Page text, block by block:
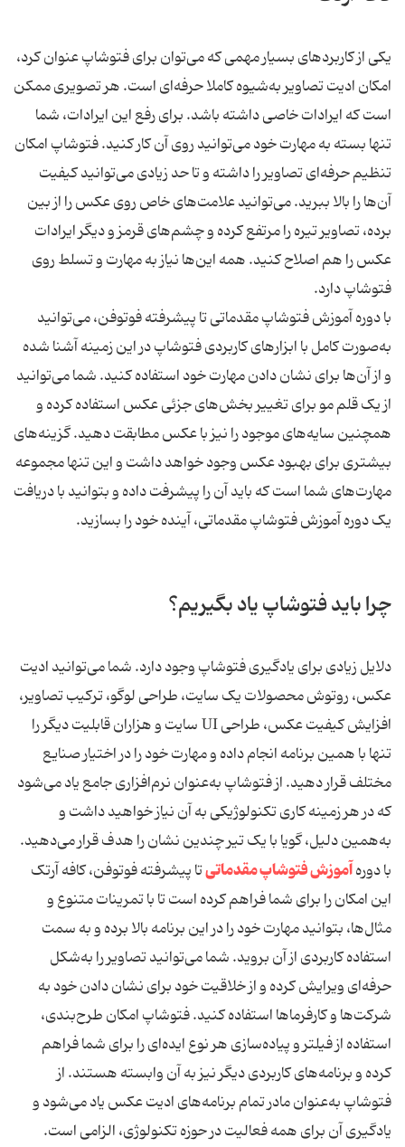
یکی از کاربردهای بسیار مهمی که می‌توان برای فتوشاپ عنوان کرد،
امکان ادیت تصاویر به‌شیوه کاملا حرفه‌ای است. هر تصویری ممکن
است که ایرادات خاصی داشته باشد. برای رفع این ایرادات، شما
تنها بسته به مهارت خود می‌توانید روی آن کار کنید. فتوشاپ امکان
تنظیم حرفه‌ای تصاویر را داشته و تا حد زیادی می‌توانید کیفیت
آن‌ها را بالا ببرید. می‌توانید علامت‌های خاص روی عکس را از بین
برده، تصاویر تیره را مرتفع کرده و چشم‌های قرمز و دیگر ایرادات
عکس را هم اصلاح کنید. همه این‌ها نیاز به مهارت و تسلط روی
فتوشاپ دارد.
با دوره آموزش فتوشاپ مقدماتی تا پیشرفته فوتوفن، می‌توانید
به‌صورت کامل با ابزارهای کاربردی فتوشاپ در این زمینه آشنا شده
و از آن‌ها برای نشان دادن مهارت خود استفاده کنید. شما می‌توانید
از یک قلم مو برای تغییر بخش‌های جزئی عکس استفاده کرده و
همچنین سایه‌های موجود را نیز با عکس مطابقت دهید. گزینه‌های
بیشتری برای بهبود عکس وجود خواهد داشت و این تنها مجموعه
مهارت‌های شما است که باید آن را پیشرفت داده و بتوانید با دریافت
یک دوره آموزش فتوشاپ مقدماتی، آینده خود را بسازید.
چرا باید فتوشاپ یاد بگیریم؟
دلایل زیادی برای یادگیری فتوشاپ وجود دارد. شما می‌توانید ادیت
عکس، روتوش محصولات یک سایت، طراحی لوگو، ترکیب تصاویر،
افزایش کیفیت عکس، طراحی UI سایت و هزاران قابلیت دیگر را
تنها با همین برنامه انجام داده و مهارت خود را در اختیار صنایع
مختلف قرار دهید. از فتوشاپ به‌عنوان نرم‌افزاری جامع یاد می‌شود
که در هر زمینه کاری تکنولوژیکی به آن نیاز خواهید داشت و
به‌همین دلیل، گویا با یک تیر چندین نشان را هدف قرار می‌دهید.
با دورهآموزش فتوشاپ مقدماتیتا پیشرفته فوتوفن، کافه آرتک
این امکان را برای شما فراهم کرده است تا با تمرینات متنوع و
مثال‌ها، بتوانید مهارت خود را در این برنامه بالا برده و به سمت
استفاده کاربردی از آن بروید. شما می‌توانید تصاویر را به‌شکل
حرفه‌ای ویرایش کرده و از خلاقیت خود برای نشان دادن خود به
شرکت‌ها و کارفرماها استفاده کنید. فتوشاپ امکان طرح‌بندی،
استفاده از فیلتر و پیاده‌سازی هر نوع ایده‌ای را برای شما فراهم
کرده و برنامه‌های کاربردی دیگر نیز به آن وابسته هستند. از
فتوشاپ به‌عنوان مادر تمام برنامه‌های ادیت عکس یاد می‌شود و
یادگیری آن برای همه فعالیت در حوزه تکنولوژی، الزامی است.